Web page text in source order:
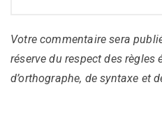
Votre commentaire sera
réserve du respect des règles
d’orthographe, de syntaxe et